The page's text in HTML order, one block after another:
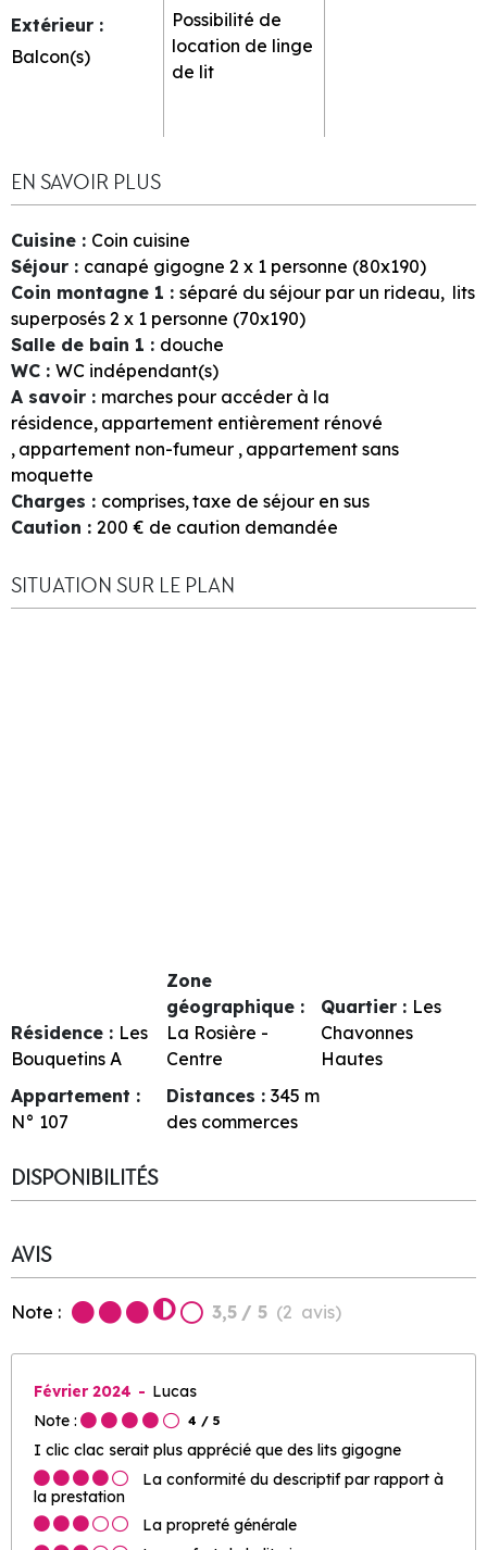
Extérieur :
Balcon(s)
Possibilité de
location de linge
de lit
EN SAVOIR PLUS
Cuisine : Coin cuisine
Séjour : canapé gigogne 2 x 1 personne (80x190)
Coin montagne 1 : séparé du séjour par un rideau
lits
superposés 2 x 1 personne (70x190)
Salle de bain 1 : douche
WC : WC indépendant(s)
A savoir : marches pour accéder à la
résidence appartement entièrement rénové
appartement non-fumeur appartement sans
moquette
Charges : comprises taxe de séjour en sus
Caution : 200 € de caution demandée
SITUATION SUR LE PLAN
Résidence : Les
Bouquetins A
Zone
géographique :
La Rosière -
Centre
Quartier : Les
Chavonnes
Hautes
Appartement :
N° 107
Distances : 345 m
des commerces
DISPONIBILITÉS
AVIS
Note : 3,5 / 5 (2 avis)
Février 2024
Lucas
Note :
4 / 5
I clic clac serait plus apprécié que des lits gigogne
La conformité du descriptif par rapport à
la prestation
La propreté générale